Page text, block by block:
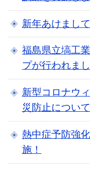
新年あけまし
福島県立塙工
プが行われまし
新型コロナウ
災防止について
熱中症予防強
施！